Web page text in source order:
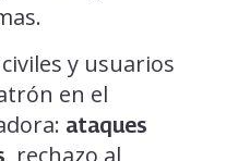
y usuarios
en el
ataques
, rechazo al